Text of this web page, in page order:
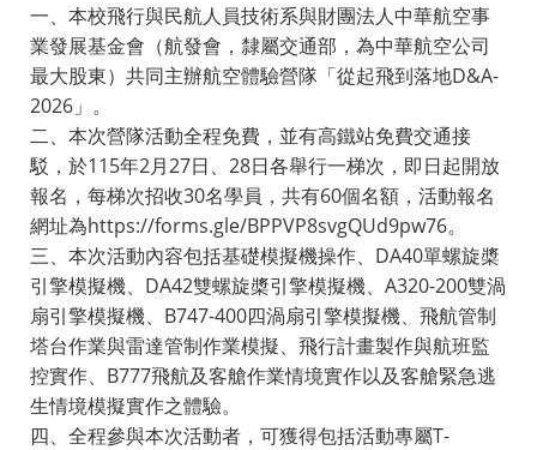
一、本校飛行與民航人員技術系與財團法人中華航空事
業發展基金會（航發會，隸屬交通部，為中華航空公司
最大股東）共同主辦航空體驗營隊「從起飛到落地D&A-
2026」。
二、本次營隊活動全程免費，並有高鐵站免費交通接
駁，於115年2月27日、28日各舉行一梯次，即日起開放
報名，每梯次招收30名學員，共有60個名額，活動報名
網址為https://forms.gle/BPPVP8svgQUd9pw76。
三、本次活動內容包括基礎模擬機操作、DA40單螺旋槳
引擎模擬機、DA42雙螺旋槳引擎模擬機、A320-200雙渦
扇引擎模擬機、B747-400四渦扇引擎模擬機、飛航管制
塔台作業與雷達管制作業模擬、飛行計畫製作與航班監
控實作、B777飛航及客艙作業情境實作以及客艙緊急逃
生情境模擬實作之體驗。
四、全程參與本次活動者，可獲得包括活動專屬T-